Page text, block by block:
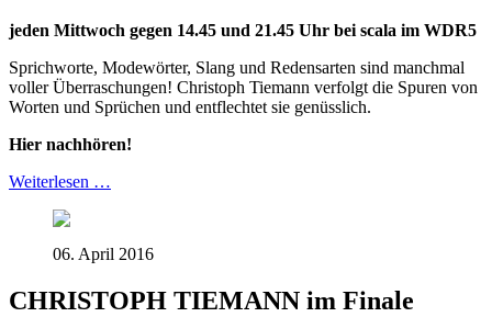
jeden Mittwoch gegen 14.45 und 21.45 Uhr bei scala im WDR5
Sprichworte, Modewörter, Slang und Redensarten sind manchmal
voller Überraschungen! Christoph Tiemann verfolgt die Spuren von
Worten und Sprüchen und entflechtet sie genüsslich.
Hier nachhören!
Weiterlesen …
06. April 2016
CHRISTOPH TIEMANN im Finale